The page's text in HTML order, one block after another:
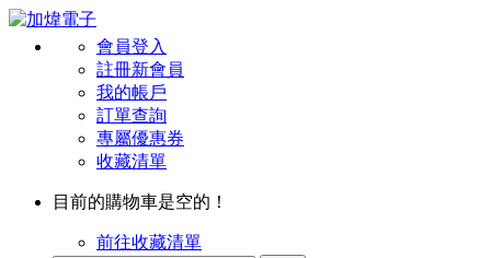
會員登入
註冊新會員
我的帳戶
訂單查詢
專屬優惠券
收藏清單
目前的購物車是空的！
前往收藏清單